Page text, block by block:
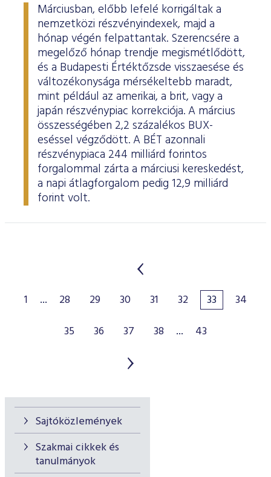
Sajtóközlemények
Szakmai cikkek és
tanulmányok
Márciusban, előbb lefelé korrigáltak a
nemzetközi részvényindexek, majd a
hónap végén felpattantak. Szerencsére a
megelőző hónap trendje megismétlődött,
és a Budapesti Értéktőzsde visszaesése és
változékonysága mérsékeltebb maradt,
mint például az amerikai, a brit, vagy a
japán részvénypiac korrekciója. A március
összességében 2,2 százalékos BUX-
eséssel végződött. A BÉT azonnali
részvénypiaca 244 milliárd forintos
forgalommal zárta a márciusi kereskedést,
a napi átlagforgalom pedig 12,9 milliárd
forint volt.
1 ... 28 29 30 31 32 33
34
35
36 37 38 ... 43